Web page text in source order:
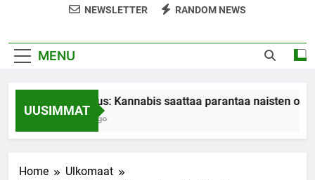
NEWSLETTER RANDOM NEWS
MENU
UUSIMMAT
Tutkimus: Kannabis saattaa parantaa naisten
7 Years Ago
Home
Ulkomaat